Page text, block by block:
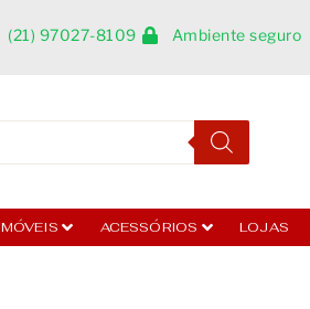
(21) 97027-8109 Ambiente seguro​
MÓVEIS ACESSÓRIOS LOJAS